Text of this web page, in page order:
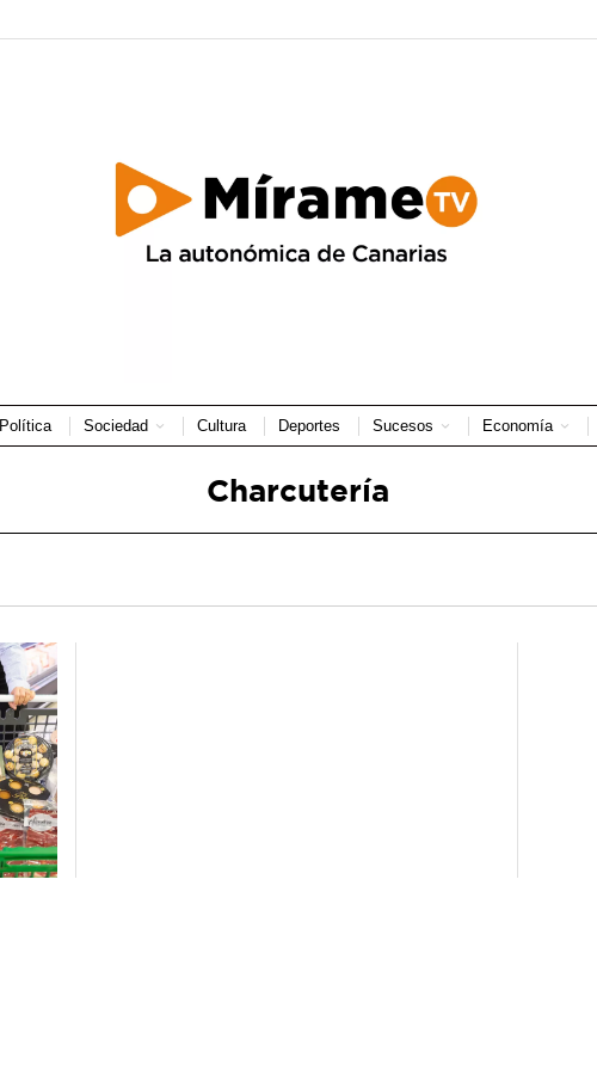
Política Sociedad Cultura Deportes Sucesos Economía
Charcutería